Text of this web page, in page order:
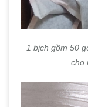
1 bịch gồm 50
cho